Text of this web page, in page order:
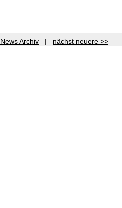
News Archiv | nächst neuere >>